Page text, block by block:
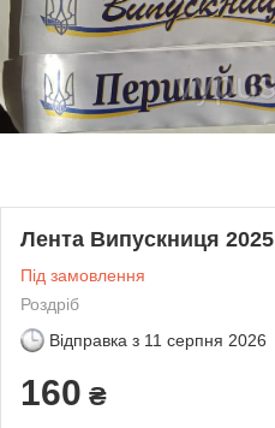
Лента Випускниця
Під замовлення
Роздріб
Відправка з 11 серпня 2026
160 ₴